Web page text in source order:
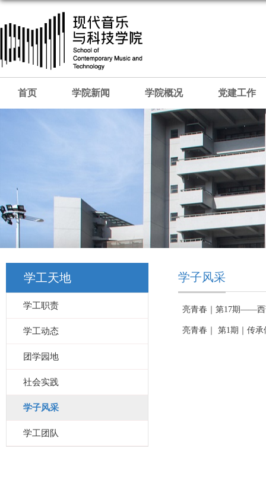
首页 学院新闻 学院概况 党建工作
学工天地
学工职责
学工动态
团学园地
社会实践
学子风采
学工团队
学子风采
亮青春｜第17期——西
亮青春｜ 第1期｜传